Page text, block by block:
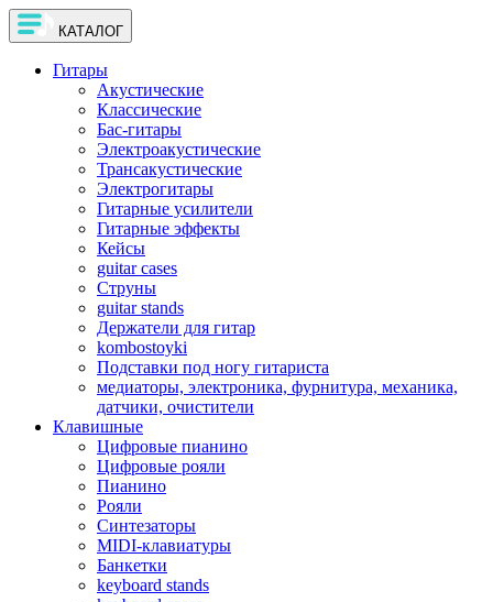
КАТАЛОГ
Гитары
Акустические
Классические
Бас-гитары
Электроакустические
Трансакустические
Электрогитары
Гитарные усилители
Гитарные эффекты
Кейсы
guitar cases
Струны
guitar stands
Держатели для гитар
kombostoyki
Подставки под ногу гитариста
медиаторы, электроника, фурнитура, механика,
датчики, очистители
Клавишные
Цифровые пианино
Цифровые рояли
Пианино
Рояли
Синтезаторы
MIDI-клавиатуры
Банкетки
keyboard stands